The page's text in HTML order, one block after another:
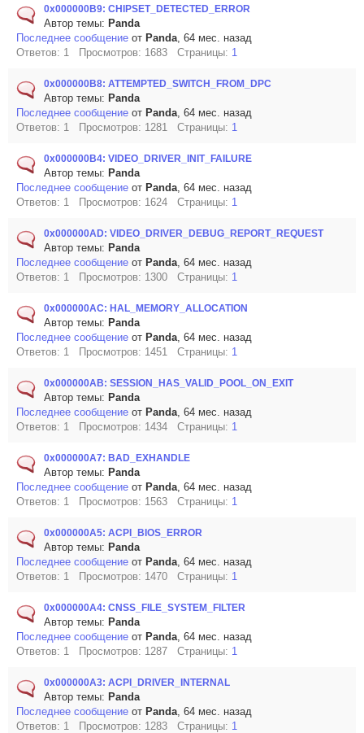
0x000000B9: CHIPSET_DETECTED_ERROR
Автор темы: Panda
Последнее сообщение от Panda, 64 мес. назад
Ответов: 1 Просмотров: 1683 Страницы: 1
0x000000B8: ATTEMPTED_SWITCH_FROM_DPC
Автор темы: Panda
Последнее сообщение от Panda, 64 мес. назад
Ответов: 1 Просмотров: 1281 Страницы: 1
0x000000B4: VIDEO_DRIVER_INIT_FAILURE
Автор темы: Panda
Последнее сообщение от Panda, 64 мес. назад
Ответов: 1 Просмотров: 1624 Страницы: 1
0x000000AD: VIDEO_DRIVER_DEBUG_REPORT_REQUEST
Автор темы: Panda
Последнее сообщение от Panda, 64 мес. назад
Ответов: 1 Просмотров: 1300 Страницы: 1
0x000000AC: HAL_MEMORY_ALLOCATION
Автор темы: Panda
Последнее сообщение от Panda, 64 мес. назад
Ответов: 1 Просмотров: 1451 Страницы: 1
0x000000AB: SESSION_HAS_VALID_POOL_ON_EXIT
Автор темы: Panda
Последнее сообщение от Panda, 64 мес. назад
Ответов: 1 Просмотров: 1434 Страницы: 1
0x000000A7: BAD_EXHANDLE
Автор темы: Panda
Последнее сообщение от Panda, 64 мес. назад
Ответов: 1 Просмотров: 1563 Страницы: 1
0x000000A5: ACPI_BIOS_ERROR
Автор темы: Panda
Последнее сообщение от Panda, 64 мес. назад
Ответов: 1 Просмотров: 1470 Страницы: 1
0x000000A4: CNSS_FILE_SYSTEM_FILTER
Автор темы: Panda
Последнее сообщение от Panda, 64 мес. назад
Ответов: 1 Просмотров: 1287 Страницы: 1
0x000000A3: ACPI_DRIVER_INTERNAL
Автор темы: Panda
Последнее сообщение от Panda, 64 мес. назад
Ответов: 1 Просмотров: 1283 Страницы: 1